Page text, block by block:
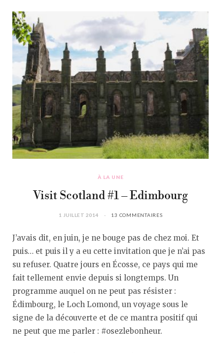
À LA UNE
Visit Scotland #1 – Edimbourg
1 JUILLET 2014 13 COMMENTAIRES
J’avais dit, en juin, je ne bouge pas de chez moi. Et
puis… et puis il y a eu cette invitation que je n’ai pas
su refuser. Quatre jours en Écosse, ce pays qui me
fait tellement envie depuis si longtemps. Un
programme auquel on ne peut pas résister :
Édimbourg, le Loch Lomond, un voyage sous le
signe de la découverte et de ce mantra positif qui
ne peut que me parler : #osezlebonheur.